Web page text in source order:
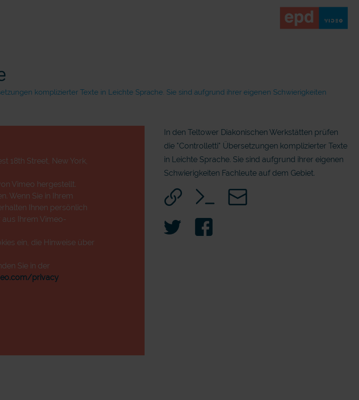
komplizierter Texte in Leichte Sprache. Sie sind aufgrund ihrer eigenen Schwierigkeiten
18th Street, New York,
Vimeo hergestellt.
Wenn Sie in Ihrem
Ihnen persönlich
aus Ihrem Vimeo-
ein, die Hinweise über
Sie in der
privacy
In den Teltower Diakonischen Werkstätten prüfen
die "Controlletti" Übersetzungen komplizierter Texte
in Leichte Sprache. Sie sind aufgrund ihrer eigenen
Schwierigkeiten Fachleute auf dem Gebiet.